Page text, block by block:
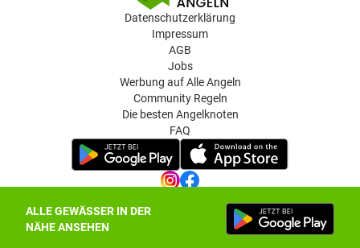
ALLE GEWÄSSER IN DER
NÄHE ANSEHEN
Datenschutzerklärung
Impressum
AGB
Jobs
Werbung auf Alle Angeln
Community Regeln
Die besten Angelknoten
FAQ
Datenschutz-Einstellungen